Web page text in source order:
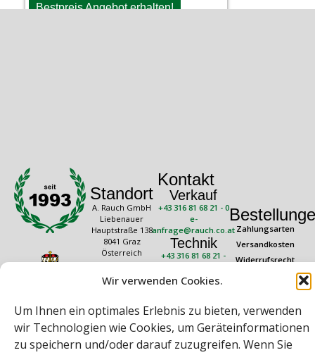
Wir verwenden Cookies.
Um Ihnen ein optimales Erlebnis zu bieten, verwenden
wir Technologien wie Cookies, um Geräteinformationen
zu speichern und/oder darauf zuzugreifen. Wenn Sie
Bestpreis Angebot erhalten!
Standort
A. Rauch GmbH
Liebenauer
Hauptstraße 138
8041 Graz
Österreich
Öffnungszeiten
Freitag: 08:00 –
14:30 Uhr
Kontakt
Verkauf
+43 316 81 68 21 - 0
e-
anfrage@rauch.co.at
Technik
+43 316 81 68 21 -
technik@rauch.co.at
Zahlungsarten
Versandkosten
Widerrufsrecht
Rechtliches
Impressum